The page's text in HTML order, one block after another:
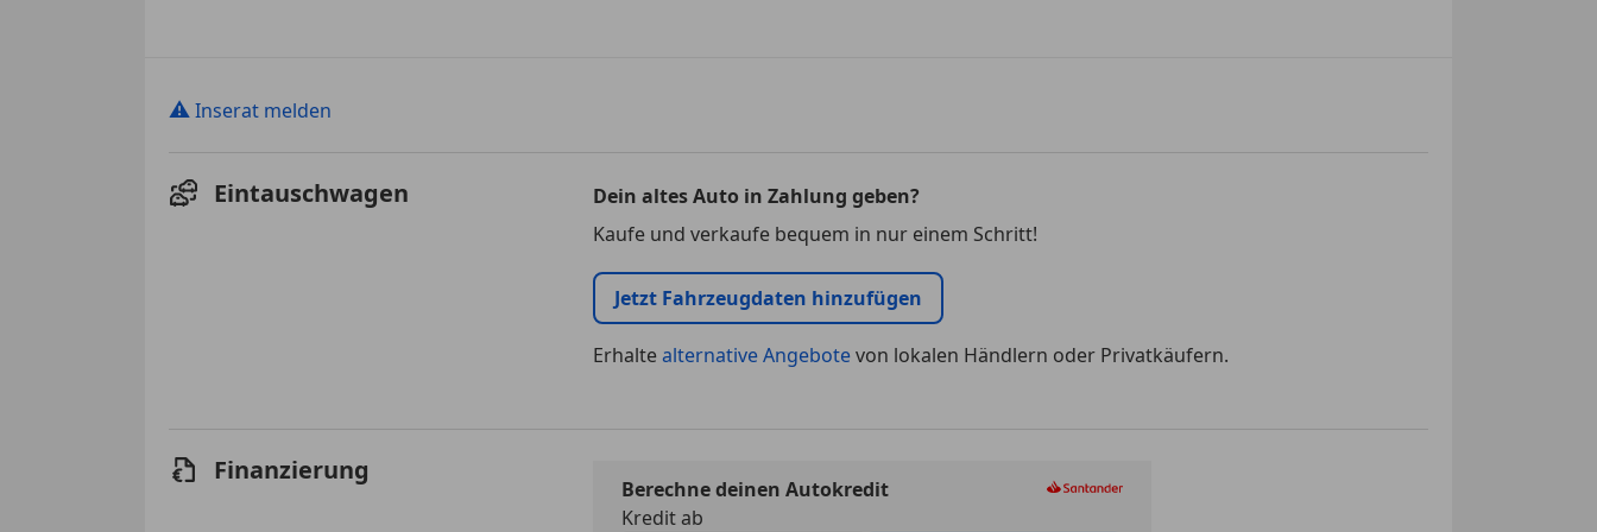
⚠ Inserat melden
Eintauschwagen
Dein altes Auto in Zahlung geben?
Kaufe und verkaufe bequem in nur einem Schritt!
Jetzt Fahrzeugdaten hinzufügen
Erhaltealternative Angebotevon lokalen Händlern oder Privatkäufern.
Finanzierung
Berechne deinen Autokredit
Kredit ab